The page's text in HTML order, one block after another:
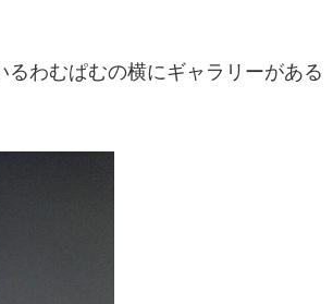
わむぱむの横にギャラリーがある